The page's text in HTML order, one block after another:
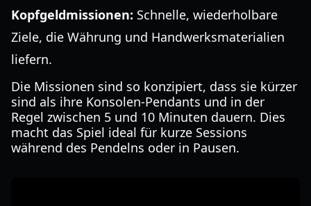
Kopfgeldmissionen: Schnelle, wiederholbare
Ziele, die Währung und Handwerksmaterialien
liefern.
Die Missionen sind so konzipiert, dass sie kürzer
sind als ihre Konsolen-Pendants und in der
Regel zwischen 5 und 10 Minuten dauern. Dies
macht das Spiel ideal für kurze Sessions
während des Pendelns oder in Pausen.